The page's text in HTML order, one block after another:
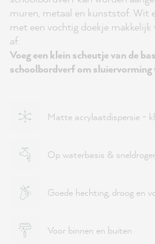
muren, metaal en kunststof. Wit
met een vochtig doekje
af.
Voeg een klein scheutje van de
schoolbordverf om
Matte acrylaatdispersie -
Op waterbasis &
Goede hechting, droog en
Voor binnen en buiten